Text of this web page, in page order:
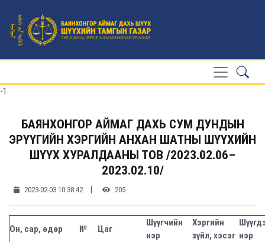
-1
БАЯНХОНГОР АЙМАГ ДАХЬ СУМ ДУНДЫН
ЭРҮҮГИЙН ХЭРГИЙН АНХАН ШАТНЫ ШҮҮХИЙН
ШҮҮХ ХУРАЛДААНЫ ТОВ /2023.02.06–
2023.02.10/
2023-02-03 10:38:42| 205
Он, сар, өдөр № Цаг
Шүүгчийн
нэр
Хэргийн
зүйл, хэсэг нэр